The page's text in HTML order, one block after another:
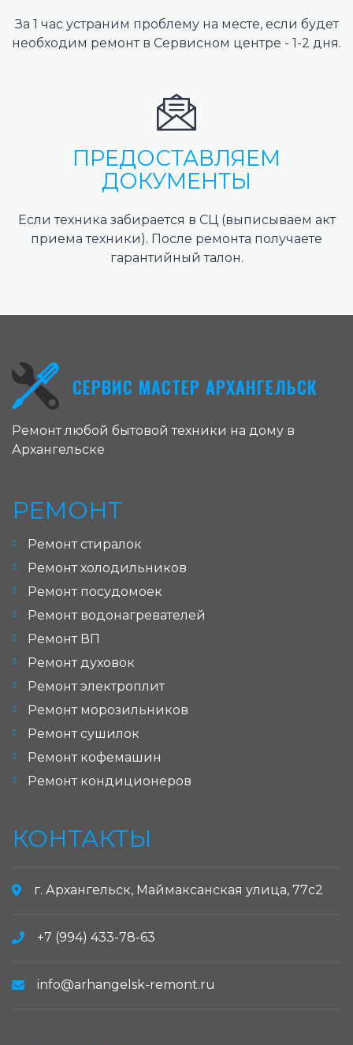
За 1 час устраним проблему на месте, если будет
необходим ремонт в Сервисном центре - 1-2 дня.
ПРЕДОСТАВЛЯЕМ
ДОКУМЕНТЫ
Если техника забирается в СЦ (выписываем акт
приема техники). После ремонта получаете
гарантийный талон.
СЕРВИС МАСТЕР АРХАНГЕЛЬСК
Ремонт любой бытовой техники на дому в
Архангельске
РЕМОНТ
Ремонт стиралок
Ремонт холодильников
Ремонт посудомоек
Ремонт водонагревателей
Ремонт ВП
Ремонт духовок
Ремонт электроплит
Ремонт морозильников
Ремонт сушилок
Ремонт кофемашин
Ремонт кондиционеров
КОНТАКТЫ
г. Архангельск, Маймаксанская улица, 77с2
+7 (994) 433-78-63
info@arhangelsk-remont.ru